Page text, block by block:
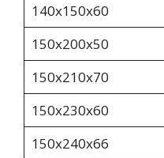
140х150х60
150x200x50
150х210х70
150х230х60
150х240х66